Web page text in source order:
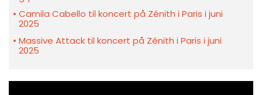
Camila Cabello til koncert på Zénith i Paris i juni
2025
Massive Attack til koncert på Zénith i Paris i juni
2025